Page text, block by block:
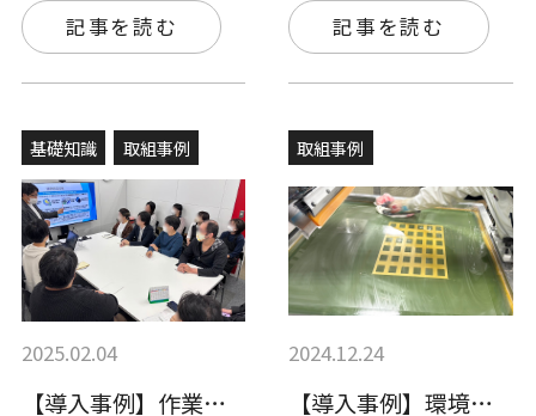
記事を読む 記事を読む
基礎知識 取組事例
2025.02.04
【導入事例】作業環境測定やリスクアセスメ…
取組事例
2024.12.24
【導入事例】環境配慮型シンナーを導入して…